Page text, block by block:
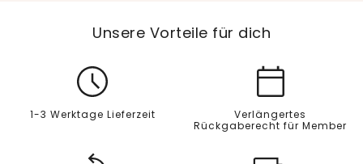
Unsere Vorteile für dich
1-3 Werktage Lieferzeit
Verlängertes
Rückgaberecht für Member